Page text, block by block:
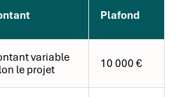
Plafond
variable
le projet
10 000 €